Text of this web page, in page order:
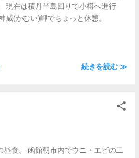
現在は積丹半島回りで小樽へ進行
威(かむい)岬でちょっと休憩。
続きを読む ≫
昼食。 函館朝市内でウニ・エビの二